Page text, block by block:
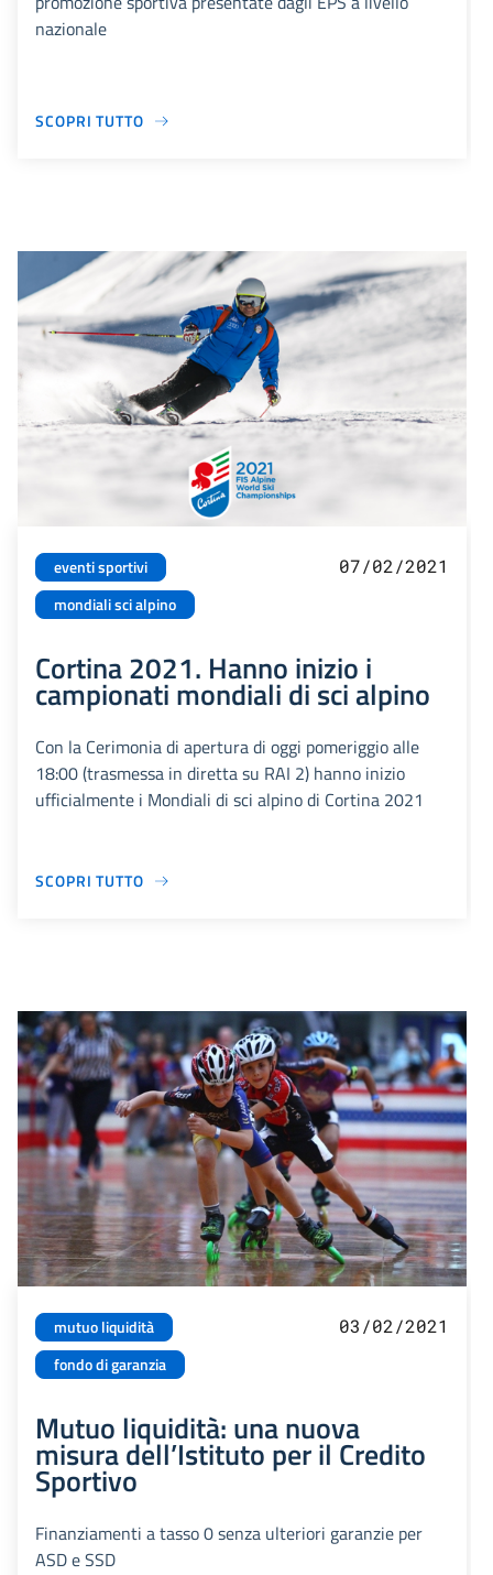
nazionale
SCOPRI TUTTO
eventi sportivi
mondiali sci alpino
07/02/2021
Cortina 2021. Hanno inizio i
campionati mondiali di sci alpino
Con la Cerimonia di apertura di oggi pomeriggio alle
18:00 (trasmessa in diretta su RAI 2) hanno inizio
ufficialmente i Mondiali di sci alpino di Cortina 2021
SCOPRI TUTTO
mutuo liquidità
fondo di garanzia
03/02/2021
Mutuo liquidità: una nuova
misura dell’Istituto per il Credito
Sportivo
Finanziamenti a tasso 0 senza ulteriori garanzie per
ASD e SSD